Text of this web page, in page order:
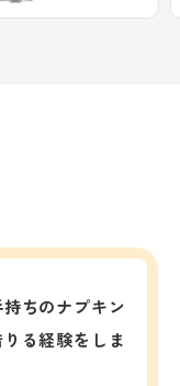
ちのナプキン
る経験をしま